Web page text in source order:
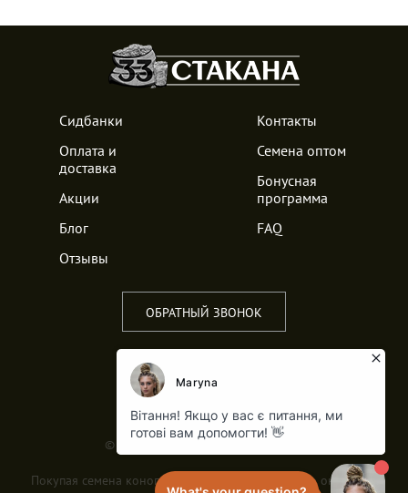
Сидбанки
Оплата и
доставка
Акции
Блог
Отзывы
Контакты
Семена оптом
Бонусная
программа
FAQ
ОБРАТНЫЙ ЗВОНОК
© 2017-2026 Все права защищены
Покупая семена конопли вы должны помнить, что они могут